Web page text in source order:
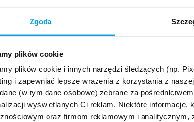
Zgoda
plików cookie
plików cookie i innych narzędzi śledzących (np.
i zapewniać lepsze wrażenia z korzystania z
(w tym dane osobowe) zebrane za
wyświetlanych Ci reklam. Niektóre informacje,
oraz firmom reklamowym i analitycznym,
szkody całkowitej w Beesafe?
mówić wtedy, gdy koszt naprawy uszkodzonego
pojazdu może zdecydować się na jeden z dwóch
partner zajmuje się sprzedażą uszkodzonego auta, a
na czas bezpośrednio przed kolizją/wypadkiem;
biorąc pod uwagę różnicę wartości